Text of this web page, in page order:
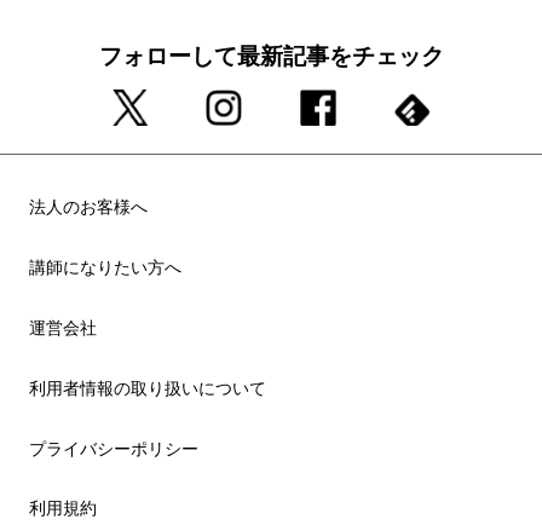
フォローして最新記事をチェック
法人のお客様へ
講師になりたい方へ
運営会社
利用者情報の取り扱いについて
プライバシーポリシー
利用規約